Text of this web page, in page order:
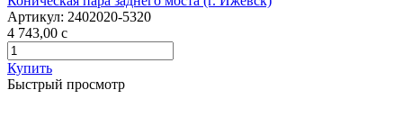
Артикул: 2402020-5320
4 743,00 c
Купить
Быстрый просмотр